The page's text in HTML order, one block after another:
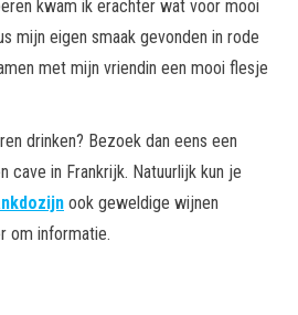
kwam ik erachter wat voor mooi
mijn eigen smaak gevonden in rode
met mijn vriendin een mooi flesje
drinken? Bezoek dan eens een
cave in Frankrijk. Natuurlijk kun je
ook geweldige wijnen
om informatie.